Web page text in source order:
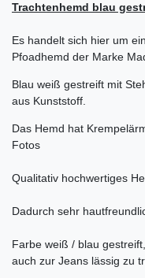
Trachtenhemd blau
Es handelt sich hier um
Pfoadhemd der Marke
Blau weiß gestreift mit
aus Kunststoff.
Das Hemd hat
Fotos
Qualitativ hochwertiges
Dadurch sehr
Farbe weiß / blau
auch zur Jeans lässig zu